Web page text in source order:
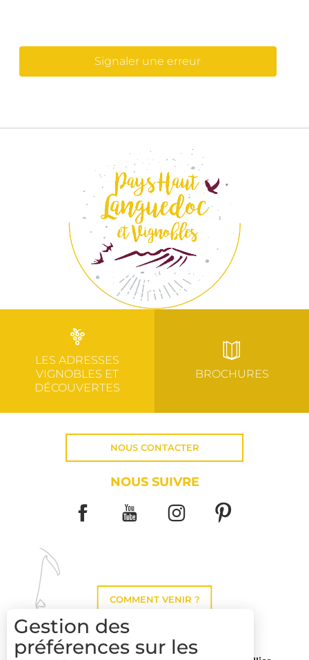
Signaler une erreur
LES ADRESSES
VIGNOBLES ET
DÉCOUVERTES
BROCHURES
NOUS CONTACTER
NOUS SUIVRE
COMMENT VENIR ?
Gestion des
préférences sur les